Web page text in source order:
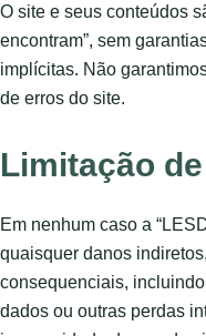
O site e seus conteúdos
encontram”, sem
implícitas. Não
de erros do site.
Limitação
Em nenhum caso a
quaisquer danos
consequenciais,
dados ou outras perdas